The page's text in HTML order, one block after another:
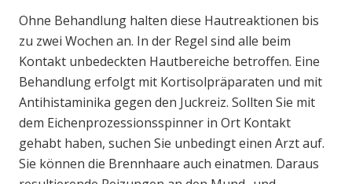
Ohne Behandlung halten diese Hautreaktionen bis
zu zwei Wochen an. In der Regel sind alle beim
Kontakt unbedeckten Hautbereiche betroffen. Eine
Behandlung erfolgt mit Kortisolpräparaten und mit
Antihistaminika gegen den Juckreiz. Sollten Sie mit
dem Eichenprozessionsspinner in Ort Kontakt
gehabt haben, suchen Sie unbedingt einen Arzt auf.
Sie können die Brennhaare auch einatmen. Daraus